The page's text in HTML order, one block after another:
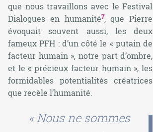
que nous travaillons avec le Festival
Dialogues en humanité7, que Pierre
évoquait souvent aussi, les deux
fameux PFH : d’un côté le « putain de
facteur humain », notre part d’ombre,
et le « précieux facteur humain », les
formidables potentialités créatrices
que recèle l’humanité.
« Nous ne sommes